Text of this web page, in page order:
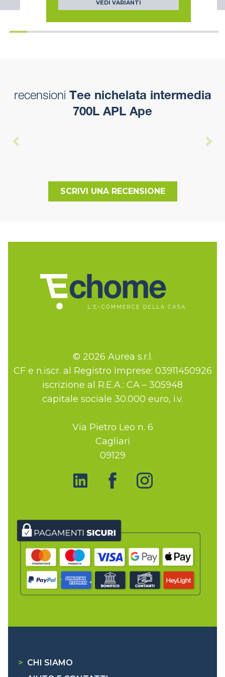
VEDI VARIANTI
recensioni Tee nichelata intermedia
700L APL Ape
SCRIVI UNA RECENSIONE
© 2026 Aurea s.r.l.
CF e n.iscr. al Registro Imprese: 03911450926
iscrizione al R.E.A.: CA – 305948
capitale sociale 30.000 euro, i.v.
Via Pietro Leo n. 6
Cagliari
09129
> CHI SIAMO